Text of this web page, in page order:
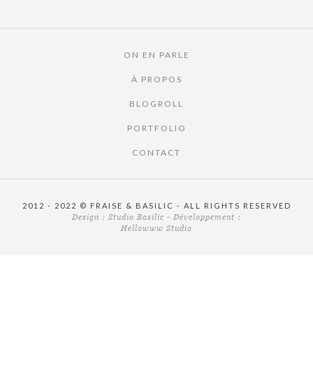
ON EN PARLE
À PROPOS
BLOGROLL
PORTFOLIO
CONTACT
2012 - 2022 © FRAISE & BASILIC - ALL RIGHTS RESERVED
Design : Studio Basilic - Développement :
Hellowww Studio